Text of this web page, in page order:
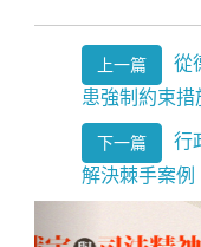
上一篇
從
患強制約束措
下一篇
行
解決棘手案例